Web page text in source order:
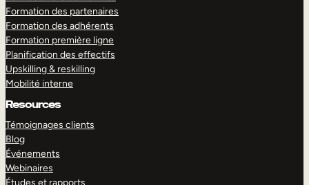
Formation des partenaires
Formation des adhérents
Formation première ligne
Planification des effectifs
Upskilling & reskilling
Mobilité interne
Resources
Témoignages clients
Blog
Événements
Webinaires